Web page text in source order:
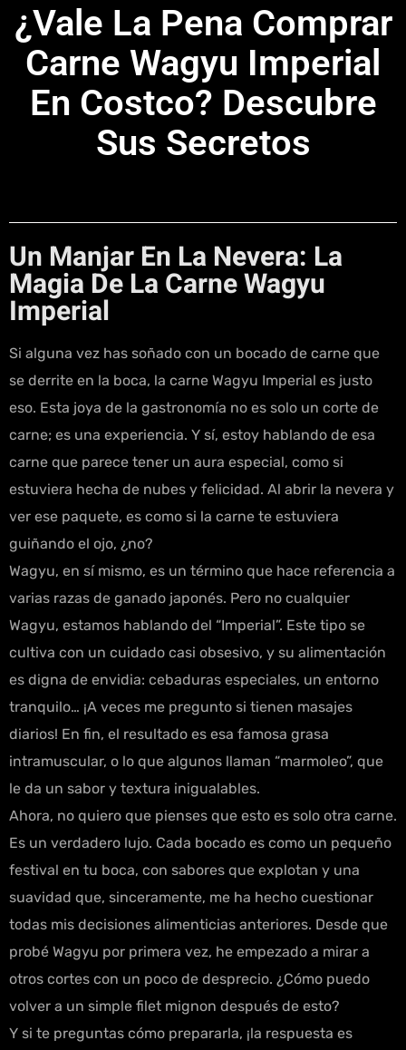
¿Vale La Pena Comprar
Carne Wagyu Imperial
En Costco? Descubre
Sus Secretos
Un Manjar En La Nevera: La
Magia De La Carne Wagyu
Imperial
Si alguna vez has soñado con un bocado de carne que
se derrite en la boca, la carne Wagyu Imperial es justo
eso. Esta joya de la gastronomía no es solo un corte de
carne; es una experiencia. Y sí, estoy hablando de esa
carne que parece tener un aura especial, como si
estuviera hecha de nubes y felicidad. Al abrir la nevera y
ver ese paquete, es como si la carne te estuviera
guiñando el ojo, ¿no?
Wagyu, en sí mismo, es un término que hace referencia a
varias razas de ganado japonés. Pero no cualquier
Wagyu, estamos hablando del “Imperial”. Este tipo se
cultiva con un cuidado casi obsesivo, y su alimentación
es digna de envidia: cebaduras especiales, un entorno
tranquilo… ¡A veces me pregunto si tienen masajes
diarios! En fin, el resultado es esa famosa grasa
intramuscular, o lo que algunos llaman “marmoleo”, que
le da un sabor y textura inigualables.
Ahora, no quiero que pienses que esto es solo otra carne.
Es un verdadero lujo. Cada bocado es como un pequeño
festival en tu boca, con sabores que explotan y una
suavidad que, sinceramente, me ha hecho cuestionar
todas mis decisiones alimenticias anteriores. Desde que
probé Wagyu por primera vez, he empezado a mirar a
otros cortes con un poco de desprecio. ¿Cómo puedo
volver a un simple filet mignon después de esto?
Y si te preguntas cómo prepararla, ¡la respuesta es